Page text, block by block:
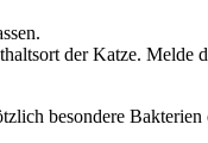
der Katze. Melde
besondere